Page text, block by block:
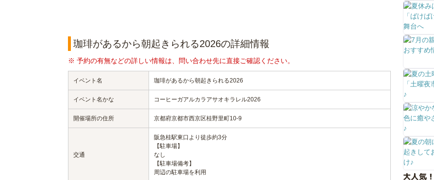
珈琲があるから朝起きられる2026の詳細情報
※ 予約の有無などの詳しい情報は、問い合わせ先に直接ご確認ください。
イベント名 珈琲があるから朝起きられる2026
イベント名かな コーヒーガアルカラアサオキラレル2026
開催場所の住所 京都府京都市西京区桂野里町10-9
交通
阪急桂駅東口より徒歩約3分
【駐車場】
なし
【駐車場備考】
周辺の駐車場を利用
大人気